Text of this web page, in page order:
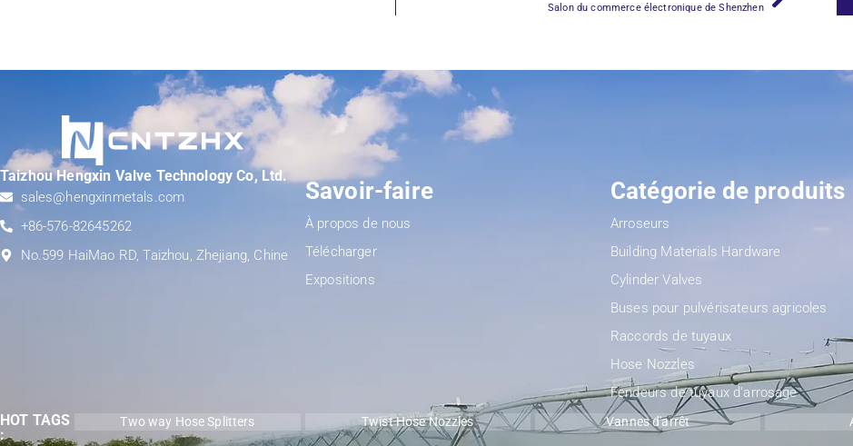
Salon du commerce électronique de Shenzhen
Taizhou Hengxin Valve Technology Co, Ltd.
sales@hengxinmetals.com
+86-576-82645262
No.599 HaiMao RD, Taizhou, Zhejiang, Chine
Savoir-faire
À propos de nous
Télécharger
Expositions
Catégorie de produits
Arroseurs
Building Materials Hardware
Cylinder Valves
Buses pour pulvérisateurs agricoles
Raccords de tuyaux
Hose Nozzles
Fendeurs de tuyaux d'arrosage
HOT TAGS
:
Two way Hose Splitters Twist Hose Nozzles Vannes d'arrêt